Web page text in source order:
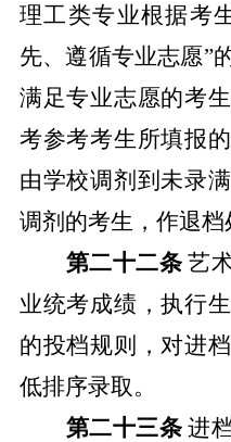
理工类专业根据考
先、遵循专业志愿”
满足专业志愿的考
考参考考生所填报
由学校调剂到未录
调剂的考生，作退档
第二十二条艺
业统考成绩，执行
的投档规则，对进
低排序录取。
第二十三条进